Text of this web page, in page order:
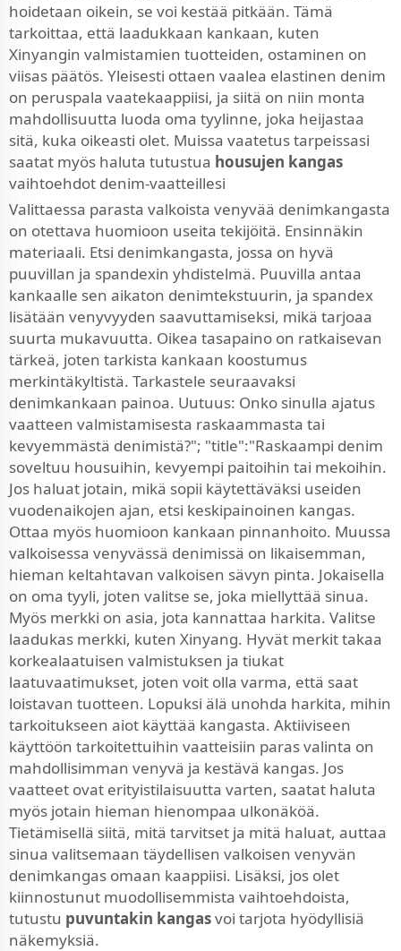
hoidetaan oikein, se voi kestää pitkään. Tämä
tarkoittaa, että laadukkaan kankaan, kuten
Xinyangin valmistamien tuotteiden, ostaminen on
viisas päätös. Yleisesti ottaen vaalea elastinen denim
on peruspala vaatekaappiisi, ja siitä on niin monta
mahdollisuutta luoda oma tyylinne, joka heijastaa
sitä, kuka oikeasti olet. Muissa vaatetus tarpeissasi
saatat myös haluta tutustua housujen kangas
vaihtoehdot denim-vaatteillesi
Valittaessa parasta valkoista venyvää denimkangasta
on otettava huomioon useita tekijöitä. Ensinnäkin
materiaali. Etsi denimkangasta, jossa on hyvä
puuvillan ja spandexin yhdistelmä. Puuvilla antaa
kankaalle sen aikaton denimtekstuurin, ja spandex
lisätään venyvyyden saavuttamiseksi, mikä tarjoaa
suurta mukavuutta. Oikea tasapaino on ratkaisevan
tärkeä, joten tarkista kankaan koostumus
merkintäkyltistä. Tarkastele seuraavaksi
denimkankaan painoa. Uutuus: Onko sinulla ajatus
vaatteen valmistamisesta raskaammasta tai
kevyemmästä denimistä?"; "title":"Raskaampi denim
soveltuu housuihin, kevyempi paitoihin tai mekoihin.
Jos haluat jotain, mikä sopii käytettäväksi useiden
vuodenaikojen ajan, etsi keskipainoinen kangas.
Ottaa myös huomioon kankaan pinnanhoito. Muussa
valkoisessa venyvässä denimissä on likaisemman,
hieman keltahtavan valkoisen sävyn pinta. Jokaisella
on oma tyyli, joten valitse se, joka miellyttää sinua.
Myös merkki on asia, jota kannattaa harkita. Valitse
laadukas merkki, kuten Xinyang. Hyvät merkit takaa
korkealaatuisen valmistuksen ja tiukat
laatuvaatimukset, joten voit olla varma, että saat
loistavan tuotteen. Lopuksi älä unohda harkita, mihin
tarkoitukseen aiot käyttää kangasta. Aktiiviseen
käyttöön tarkoitettuihin vaatteisiin paras valinta on
mahdollisimman venyvä ja kestävä kangas. Jos
vaatteet ovat erityistilaisuutta varten, saatat haluta
myös jotain hieman hienompaa ulkonäköä.
Tietämisellä siitä, mitä tarvitset ja mitä haluat, auttaa
sinua valitsemaan täydellisen valkoisen venyvän
denimkangas omaan kaappiisi. Lisäksi, jos olet
kiinnostunut muodollisemmista vaihtoehdoista,
tutustu puvuntakin kangasvoi tarjota hyödyllisiä
näkemyksiä.